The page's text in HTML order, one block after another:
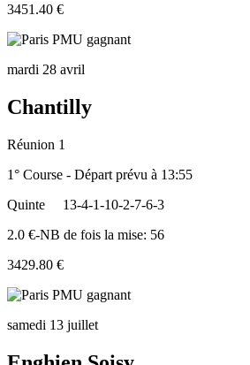
3451.40 €
mardi 28 avril
Chantilly
Réunion 1
1° Course - Départ prévu à 13:55
Quinte
13-4-1-10-2-7-6-3
2.0 €-NB de fois la mise: 56
3429.80 €
samedi 13 juillet